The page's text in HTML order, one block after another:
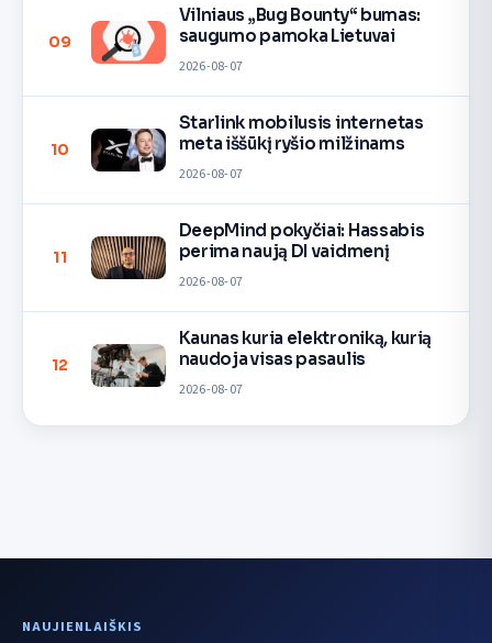
09
Vilniaus „Bug Bounty“ bumas:
saugumo pamoka Lietuvai
2026-08-07
10
Starlink mobilusis internetas
meta iššūkį ryšio milžinams
2026-08-07
11
DeepMind pokyčiai: Hassabis
perima naują DI vaidmenį
2026-08-07
12
Kaunas kuria elektroniką, kurią
naudoja visas pasaulis
2026-08-07
NAUJIENLAIŠKIS